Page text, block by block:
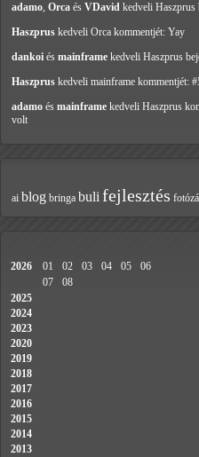
adamo, Orca és VDavid kedveli Haszprus
Haszprus kedveli Orca kommentjét: Yay
dankoi és mainframe kedveli Haszprus
Haszprus kedveli mainframe kommentjét:
adamo és mainframe kedveli Haszprus
volt
ai blog bringa buli fejlesztés
2026 01 02 03 04 05
06
07
08
2025
2024
2023
2020
2019
2018
2017
2016
2015
2014
2013